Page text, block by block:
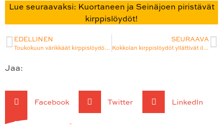
Lue seuraavaksi: Kuortaneen ja Seinäjoen piristävät
kirppislöydöt!
EDELLINEN
Toukokuun värikkäät kirppislöydöt keltaiseen kotiimme Seinäjoelta ja Kuortaneelta
SEURAAVA
Kokkolan kirppislöydöt yllättivät iloisesti ja Pietarsaarenkin kirpputoreilta löytyi pientä kivaa keltaista
Jaa:
Facebook Twitter LinkedIn
WhatsApp